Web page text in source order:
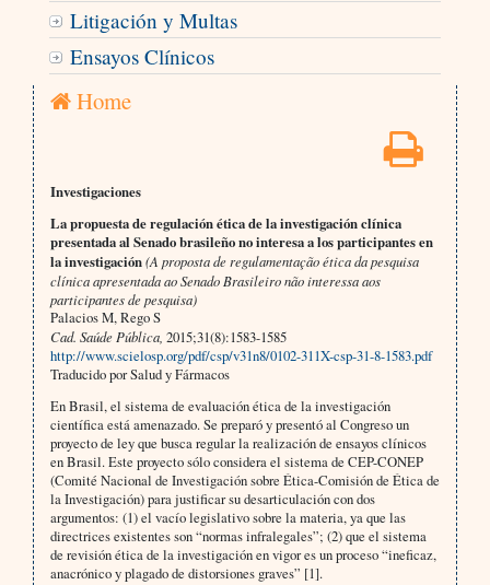
Litigación y Multas
Ensayos Clínicos
Home
Investigaciones
La propuesta de regulación ética de la investigación clínica
presentada al Senado brasileño no interesa a los participantes en
la investigación(A proposta de regulamentação ética da pesquisa
clínica apresentada ao Senado Brasileiro não interessa aos
participantes de pesquisa)
Palacios M, Rego S
Cad. Saúde Pública, 2015;31(8):1583-1585
http://www.scielosp.org/pdf/csp/v31n8/0102-311X-csp-31-8-1583.pdf
Traducido por Salud y Fármacos
En Brasil, el sistema de evaluación ética de la investigación
científica está amenazado. Se preparó y presentó al Congreso un
proyecto de ley que busca regular la realización de ensayos clínicos
en Brasil. Este proyecto sólo considera el sistema de CEP-CONEP
(Comité Nacional de Investigación sobre Ética-Comisión de Ética de
la Investigación) para justificar su desarticulación con dos
argumentos: (1) el vacío legislativo sobre la materia, ya que las
directrices existentes son “normas infralegales”; (2) que el sistema
de revisión ética de la investigación en vigor es un proceso “ineficaz,
anacrónico y plagado de distorsiones graves” [1].